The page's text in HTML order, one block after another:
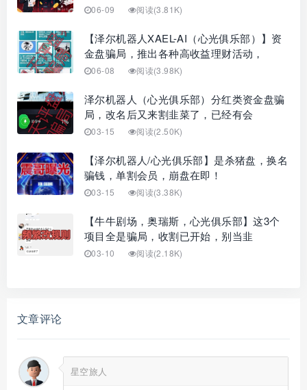
06-09 阅读(3.81K)
【泽尔机器人XAEL-AI（心光俱乐部）】资
金盘骗局，推出各种高收益理财活动，
06-08 阅读(3.98K)
泽尔机器人（心光俱乐部）分红类资金盘骗
局，改名后又来割韭菜了，已经有会
03-15 阅读(2.50K)
【泽尔机器人/心光俱乐部】是杀猪盘，换名
骗钱，单割会员，崩盘在即！
03-15 阅读(3.38K)
【牛牛剧场，奥瑞斯，心光俱乐部】这3个
项目全是骗局，收割已开始，别当韭
03-10 阅读(2.18K)
文章评论
星空旅人